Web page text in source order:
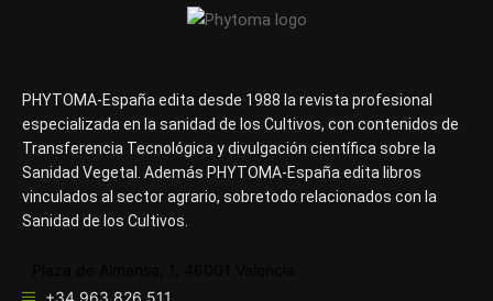
PHYTOMA-España edita desde 1988 la revista profesional
especializada en la sanidad de los Cultivos, con contenidos de
Transferencia Tecnológica y divulgación científica sobre la
Sanidad Vegetal. Además PHYTOMA-España edita libros
vinculados al sector agrario, sobretodo relacionados con la
Sanidad de los Cultivos.
+34 963 826 511